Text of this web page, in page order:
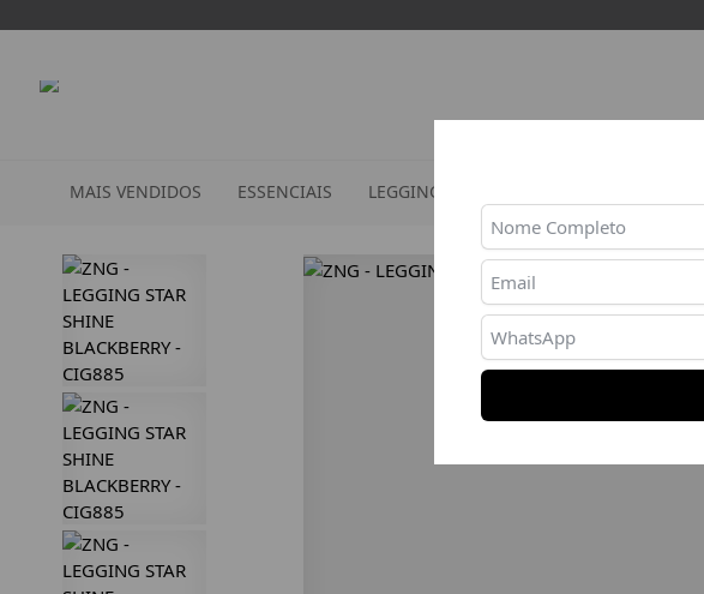
MAIS VENDIDOS ESSENCIAIS LEGGINGS